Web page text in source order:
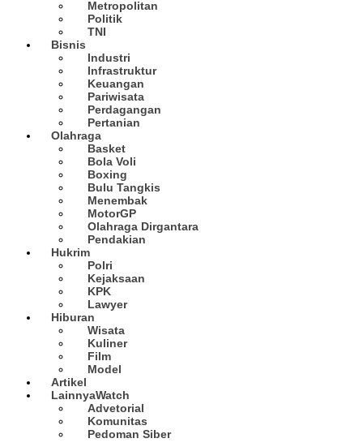
Metropolitan
Politik
TNI
Bisnis
Industri
Infrastruktur
Keuangan
Pariwisata
Perdagangan
Pertanian
Olahraga
Basket
Bola Voli
Boxing
Bulu Tangkis
Menembak
MotorGP
Olahraga Dirgantara
Pendakian
Hukrim
Polri
Kejaksaan
KPK
Lawyer
Hiburan
Wisata
Kuliner
Film
Model
Artikel
LainnyaWatch
Advetorial
Komunitas
Pedoman Siber